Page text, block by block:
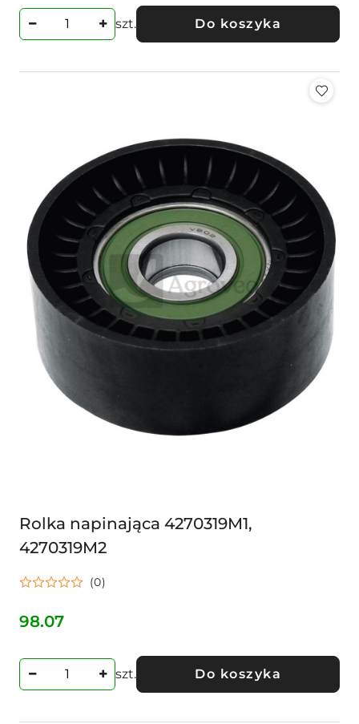
szt. Do koszyka
Rolka napinająca 4270319M1,
4270319M2
(0)
Cena:
98.07
szt. Do koszyka